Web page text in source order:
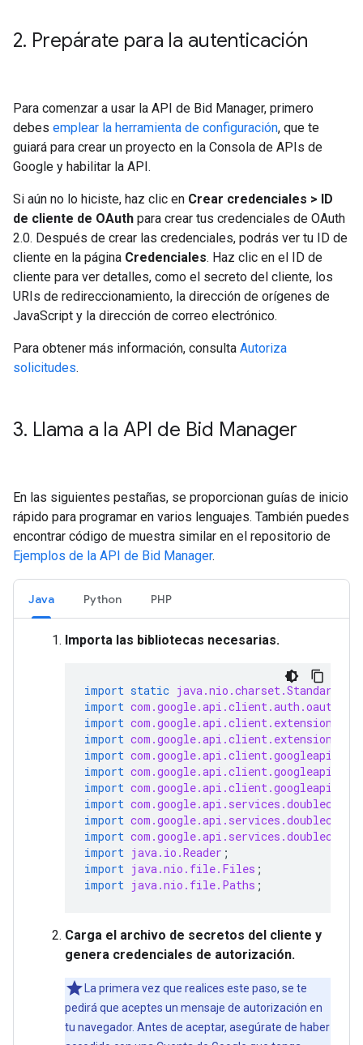
2. Prepárate para la autenticación
Para comenzar a usar la API de Bid Manager, primero
debes emplear la herramienta de configuración, que te
guiará para crear un proyecto en la Consola de APIs de
Google y habilitar la API.
Si aún no lo hiciste, haz clic en Crear credenciales > ID
de cliente de OAuth para crear tus credenciales de OAuth
2.0. Después de crear las credenciales, podrás ver tu ID de
cliente en la página Credenciales. Haz clic en el ID de
cliente para ver detalles, como el secreto del cliente, los
URIs de redireccionamiento, la dirección de orígenes de
JavaScript y la dirección de correo electrónico.
Para obtener más información, consulta Autoriza
solicitudes.
3. Llama a la API de Bid Manager
En las siguientes pestañas, se proporcionan guías de inicio
rápido para programar en varios lenguajes. También puedes
encontrar código de muestra similar en el repositorio de
Ejemplos de la API de Bid Manager.
Java Python PHP
Importa las bibliotecas necesarias.
import static
import
import
import
import
import
import
import
import
import
import java.io.Reader ;
import java.nio.file.Files ;
import java.nio.file.Paths ;
Carga el archivo de secretos del cliente y
genera credenciales de autorización.
La primera vez que realices este paso, se te
pedirá que aceptes un mensaje de autorización en
tu navegador. Antes de aceptar, asegúrate de haber